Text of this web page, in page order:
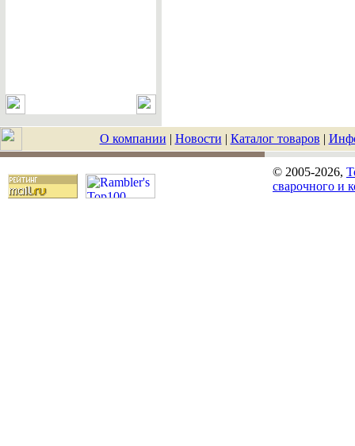
О компании | Новости | Каталог товаров |
© 2005-2026,
сварочного и